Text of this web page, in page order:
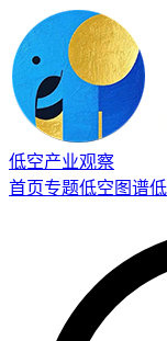
低空产业观察
首页专题低空图谱